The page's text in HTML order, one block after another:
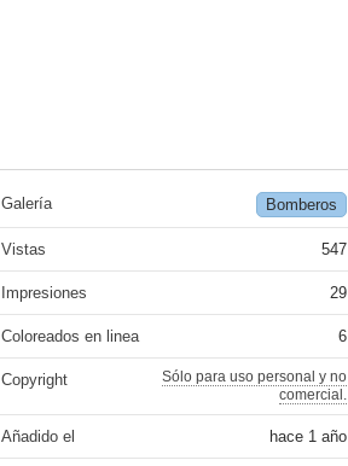
Galería Bomberos
Vistas 547
Impresiones 29
Coloreados en linea 6
Copyright
Sólo para uso personal y no
comercial.
Añadido el hace 1 año